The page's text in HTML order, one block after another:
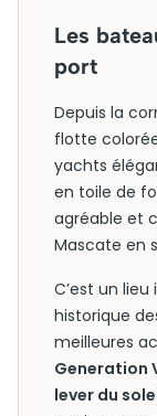
Les
port
Depuis la
flotte
yachts
en toile de
agréable et
Mascate en
C’est un
historique
meilleures
Generation
lever du